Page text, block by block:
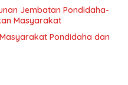
Jembatan Pondidaha-
Masyarakat
Pondidaha dan